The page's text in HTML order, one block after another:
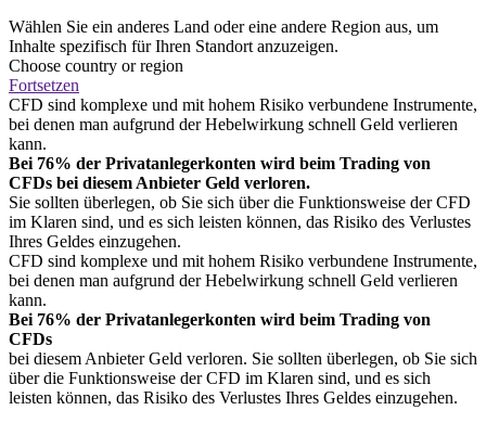
Wählen Sie ein anderes Land oder eine andere Region aus, um
Inhalte spezifisch für Ihren Standort anzuzeigen.
Choose country or region
Fortsetzen
CFD sind komplexe und mit hohem Risiko verbundene Instrumente,
bei denen man aufgrund der Hebelwirkung schnell Geld verlieren
kann.
Bei 76% der Privatanlegerkonten wird beim Trading von
CFDs bei diesem Anbieter Geld verloren.
Sie sollten überlegen, ob Sie sich über die Funktionsweise der CFD
im Klaren sind, und es sich leisten können, das Risiko des Verlustes
Ihres Geldes einzugehen.
CFD sind komplexe und mit hohem Risiko verbundene Instrumente,
bei denen man aufgrund der Hebelwirkung schnell Geld verlieren
kann.
Bei 76% der Privatanlegerkonten wird beim Trading von
CFDs
bei diesem Anbieter Geld verloren. Sie sollten überlegen, ob Sie sich
über die Funktionsweise der CFD im Klaren sind, und es sich
leisten können, das Risiko des Verlustes Ihres Geldes einzugehen.